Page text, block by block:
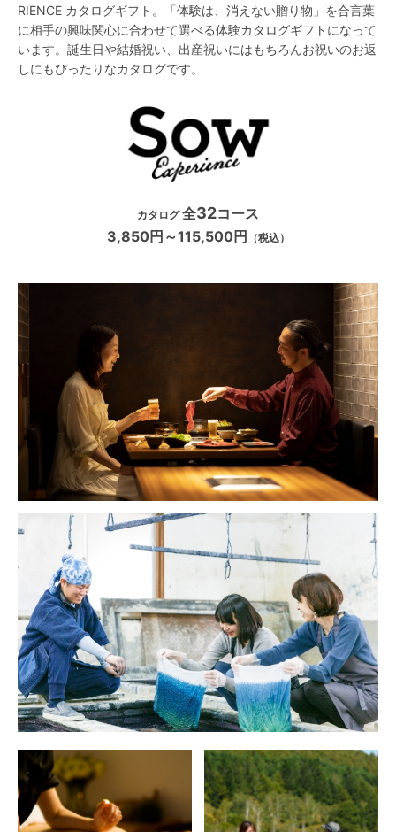
RIENCE カタログギフト。「体験は、消えない贈り物」を合言葉
に相手の興味関心に合わせて選べる体験カタログギフトになって
います。誕生日や結婚祝い、出産祝いにはもちろんお祝いのお返
しにもぴったりなカタログです。
カタログ全32コース
3,850円～115,500円 （税込）